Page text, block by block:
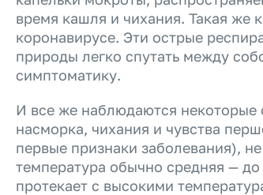
время кашля и чихания. Такая же
коронавирусе. Эти острые
природы легко спутать между
симптоматику.
И все же наблюдаются некоторые
насморка, чихания и чувства
первые признаки заболевания),
температура обычно средняя —
протекает с высокими